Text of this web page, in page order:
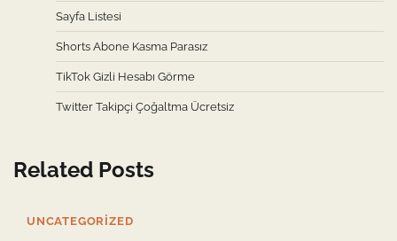
Sayfa Listesi
Shorts Abone Kasma Parasız
TikTok Gizli Hesabı Görme
Twitter Takipçi Çoğaltma Ücretsiz
Related Posts
UNCATEGORIZED